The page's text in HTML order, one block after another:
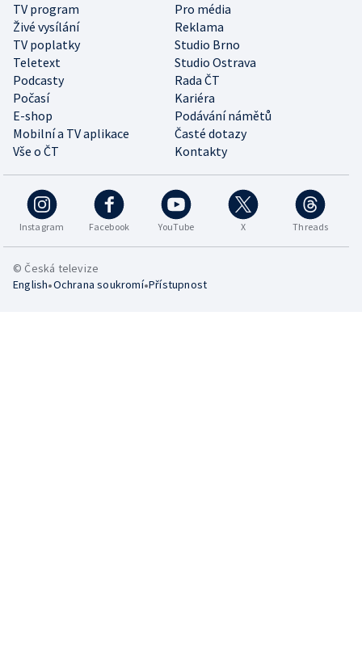
TV program
Pro média
Živé vysílání
Reklama
TV poplatky
Studio Brno
Teletext
Studio Ostrava
Podcasty
Rada ČT
Počasí
Kariéra
E-shop
Podávání námětů
Mobilní a TV aplikace
Časté dotazy
Vše o ČT
Kontakty
Instagram Facebook YouTube X Threads
© Česká televize
English•Ochrana soukromí•Přístupnost